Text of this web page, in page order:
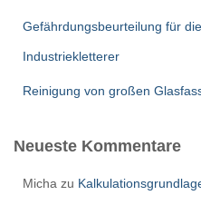
Gefährdungsbeurteilung für
Industriekletterer
Reinigung von großen
Neueste Kommentare
Micha zu